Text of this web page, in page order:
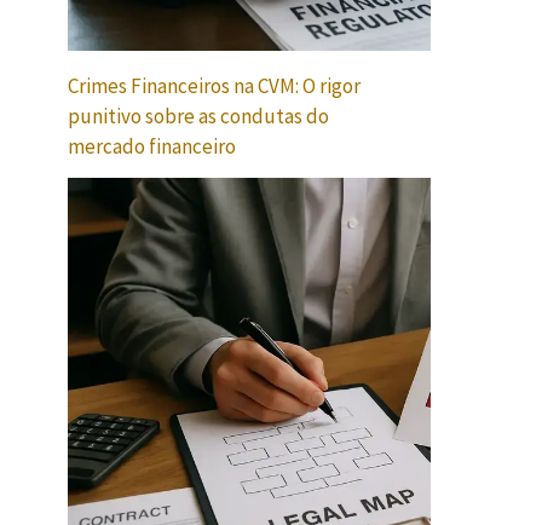
Crimes Financeiros na CVM: O rigor
punitivo sobre as condutas do
mercado financeiro